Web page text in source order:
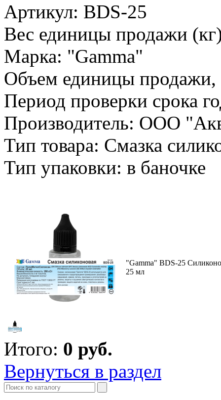
Артикул: BDS-25
Вес единицы продажи
Марка: "Gamma"
Объем единицы продажи,
Период проверки срока
Производитель: ООО
Тип товара: Смазка
Тип упаковки: в баночке
"Gamma" BDS-25
25 мл
Итого: 0 руб.
Вернуться в раздел